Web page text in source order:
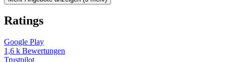
Ratings
Google Play
1,6 k Bewertungen
Trustpilot